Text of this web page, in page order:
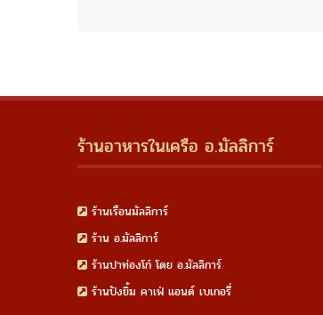
ร้านอาหารในเครือ อ.มัลลิการ์
ร้านเรือนมัลลิการ์
ร้าน อ.มัลลิการ์
ร้านปาท่องโก๋ โดย อ.มัลลิการ์
ร้านปังยิ้ม คาเฟ่ แอนด์ เบเกอรี่